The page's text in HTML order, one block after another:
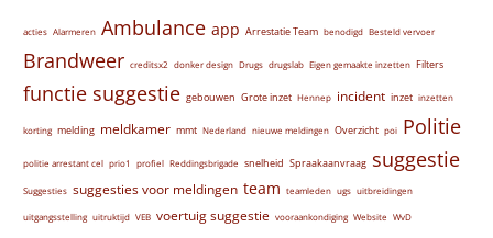
acties Alarmeren Ambulance app Arrestatie Team benodigd Besteld vervoer
Brandweer creditsx2 donker design Drugs drugslab Eigen gemaakte inzetten Filters
functie suggestie gebouwen Grote inzet Hennep incident inzet inzetten
korting melding meldkamer mmt Nederland nieuwe meldingen Overzicht poi Politie
politie arrestant cel prio1 profiel Reddingsbrigade snelheid Spraakaanvraag suggestie
Suggesties suggesties voor meldingen team teamleden ugs uitbreidingen
uitgangsstelling uitruktijd VEB voertuig suggestie vooraankondiging Website WvD